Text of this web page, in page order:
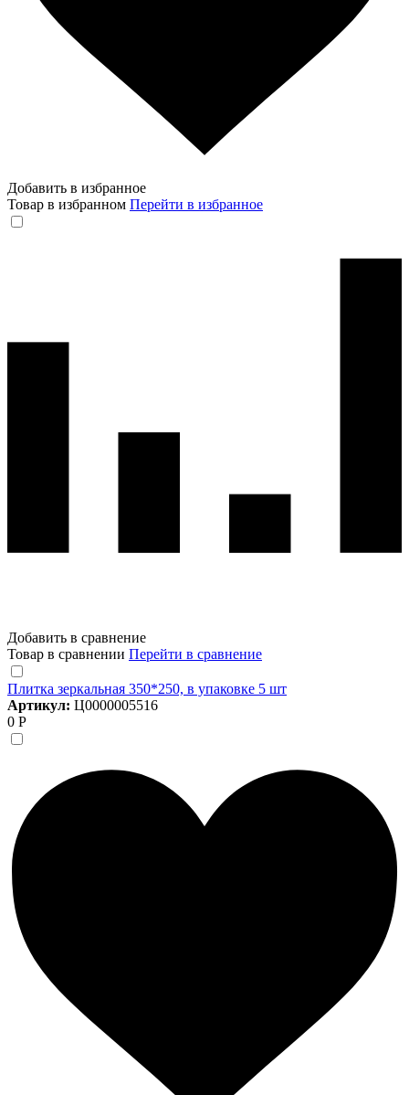
Добавить в избранное
Товар в избранном Перейти в избранное
Добавить в сравнение
Товар в сравнении Перейти в сравнение
Плитка зеркальная 350*250, в упаковке 5 шт
Артикул: Ц0000005516
0 Р